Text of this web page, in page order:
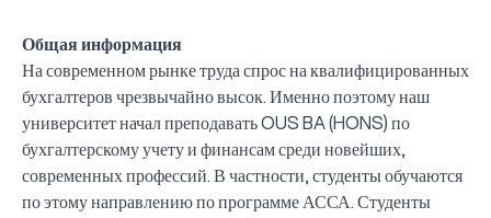
Общая информация
На современном рынке труда спрос на квалифицированных
бухгалтеров чрезвычайно высок. Именно поэтому наш
университет начал преподавать OUS BA (HONS) по
бухгалтерскому учету и финансам среди новейших,
современных профессий. В частности, студенты обучаются
по этому направлению по программе АССА. Студенты